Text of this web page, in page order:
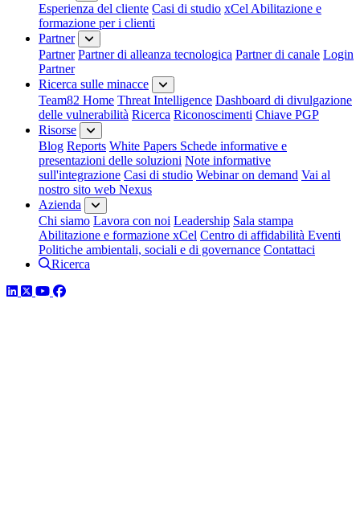
Esperienza del cliente Casi di studio xCel Abilitazione e
formazione per i clienti
Partner
Partner Partner di alleanza tecnologica Partner di canale Login
Partner
Ricerca sulle minacce
Team82 Home Threat Intelligence Dashboard di divulgazione
delle vulnerabilità Ricerca Riconoscimenti Chiave PGP
Risorse
Blog Reports White Papers Schede informative e
presentazioni delle soluzioni Note informative
sull'integrazione Casi di studio Webinar on demand Vai al
nostro sito web Nexus
Azienda
Chi siamo Lavora con noi Leadership Sala stampa
Abilitazione e formazione xCel Centro di affidabilità Eventi
Politiche ambientali, sociali e di governance Contattaci
Ricerca
LinkedIn
TwitterYouTube
Facebook